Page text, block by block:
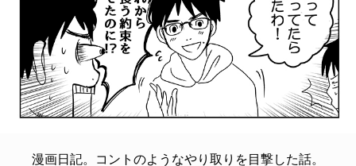
漫画日記。コントのようなやり取りを目撃した話。